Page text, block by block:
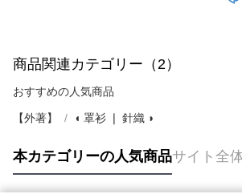
商品関連カテゴリー（2）
おすすめの人気商品
【外著】 ◖ 罩衫 ❘ 針織 ◗
本カテゴリーの人気商品サイト全